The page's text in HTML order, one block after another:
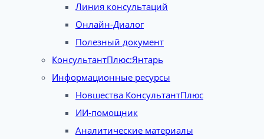
Линия консультаций
Онлайн-Диалог
Полезный документ
КонсультантПлюс:Янтарь
Информационные ресурсы
Новшества КонсультантПлюс
ИИ-помощник
Аналитические материалы